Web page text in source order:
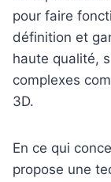
pour faire
définition et
haute qualité,
complexes
3D.
En ce qui
propose une